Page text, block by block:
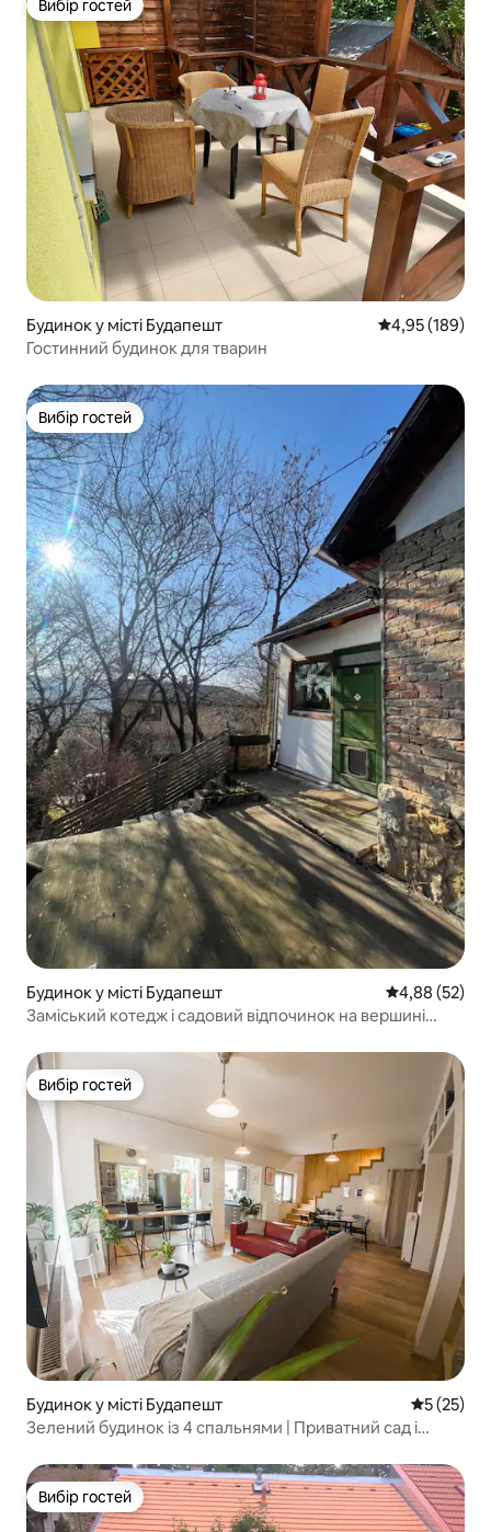
Вибір гостей
Вибір гостей
Будинок у місті Будапешт Середня
4,95 (189)
Гостинний будинок для тварин
Вибір гостей
Вибір гостей
Будинок у місті Будапешт Середня
4,88 (52)
Заміський котедж і садовий відпочинок на вершині
Вибір гостей
Вибір гостей
Будинок у місті Будапешт Середня
5 (25)
Зелений будинок із 4 спальнями | Приватний сад і
Вибір гостей
Вибір гостей